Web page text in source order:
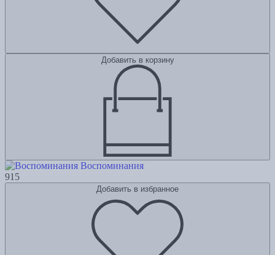
Добавить в корзину
Воспоминания
915
Добавить в избранное